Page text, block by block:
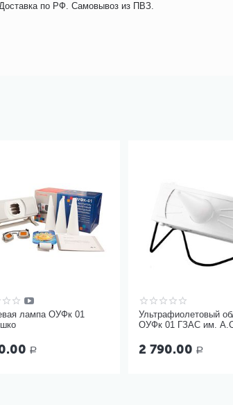
по РФ. Самовывоз из ПВЗ.
лампа ОУФк 01
Р
Ультрафиолетовый
ОУФк 01 ГЗАС им.
2 790.00 Р